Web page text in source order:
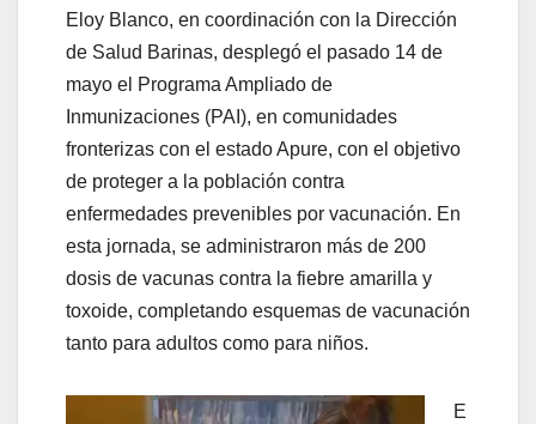
Eloy Blanco, en coordinación con la Dirección
de Salud Barinas, desplegó el pasado 14 de
mayo el Programa Ampliado de
Inmunizaciones (PAI), en comunidades
fronterizas con el estado Apure, con el objetivo
de proteger a la población contra
enfermedades prevenibles por vacunación. En
esta jornada, se administraron más de 200
dosis de vacunas contra la fiebre amarilla y
toxoide, completando esquemas de vacunación
tanto para adultos como para niños.
E